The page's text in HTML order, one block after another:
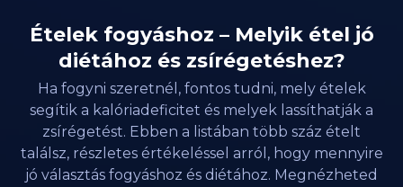
Ételek fogyáshoz – Melyik étel jó
diétához és zsírégetéshez?
Ha fogyni szeretnél, fontos tudni, mely ételek
segítik a kalóriadeficitet és melyek lassíthatják a
zsírégetést. Ebben a listában több száz ételt
találsz, részletes értékeléssel arról, hogy mennyire
jó választás fogyáshoz és diétához. Megnézheted